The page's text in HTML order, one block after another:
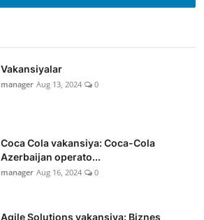
Vakansiyalar
manager Aug 13, 2024 0
Coca Cola vakansiya: Coca-Cola
Azerbaijan operato...
manager Aug 16, 2024 0
Agile Solutions vakansiya: Biznes